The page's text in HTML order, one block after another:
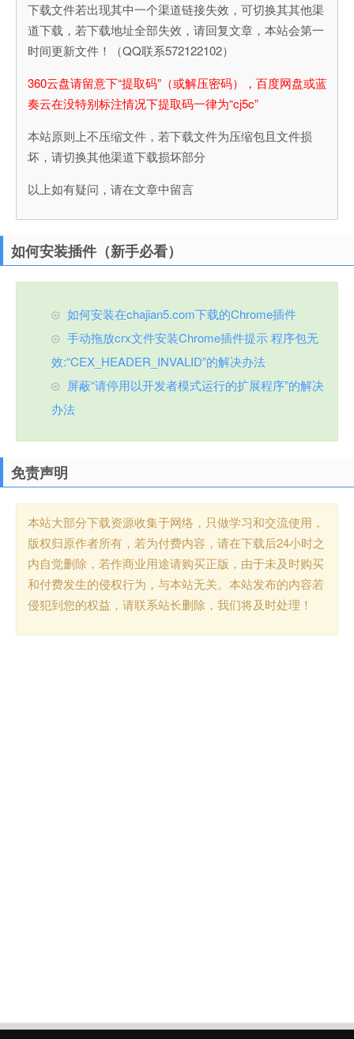
下载文件若出现其中一个渠道链接失效，可切换其其他渠
道下载，若下载地址全部失效，请回复文章，本站会第一
时间更新文件！（QQ联系572122102）
360云盘请留意下“提取码”（或解压密码），百度网盘或蓝
奏云在没特别标注情况下提取码一律为“cj5c”
本站原则上不压缩文件，若下载文件为压缩包且文件损
坏，请切换其他渠道下载损坏部分
以上如有疑问，请在文章中留言
如何安装插件（新手必看）
如何安装在chajian5.com下载的Chrome插件
手动拖放crx文件安装Chrome插件提示 程序包无
效:“CEX_HEADER_INVALID”的解决办法
屏蔽“请停用以开发者模式运行的扩展程序”的解决
办法
免责声明
本站大部分下载资源收集于网络，只做学习和交流使用，
版权归原作者所有，若为付费内容，请在下载后24小时之
内自觉删除，若作商业用途请购买正版，由于未及时购买
和付费发生的侵权行为，与本站无关。本站发布的内容若
侵犯到您的权益，请联系站长删除，我们将及时处理！